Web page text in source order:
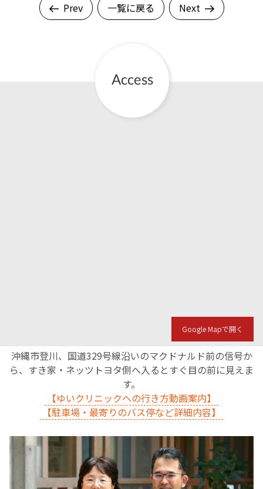
Prev 一覧に戻る Next
Google Mapで開く
沖縄市登川、国道329号線沿いのマクドナルド前の信号か
ら、すき家・ネッツトヨタ側へ入るとすぐ目の前に見えま
す。
【ゆいクリニックへの行き方動画案内】
【駐車場・最寄りのバス停など詳細内容】